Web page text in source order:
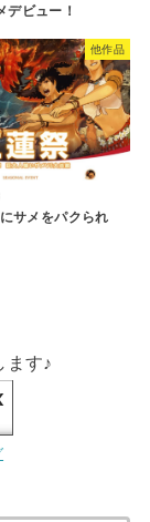
デビュー！
他作品
サメをパクられ
ます♪